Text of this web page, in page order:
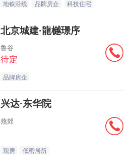
地铁沿线 品牌房企 科技住宅
北京城建·龍樾璟序
鲁谷
待定
品牌房企
兴达·东华院
燕郊
现房 低密居所